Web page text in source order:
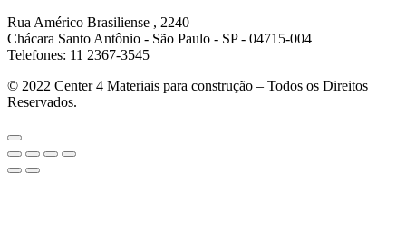
Rua Américo Brasiliense , 2240
Chácara Santo Antônio - São Paulo - SP - 04715-004
Telefones: 11 2367-3545
© 2022 Center 4 Materiais para construção – Todos os Direitos
Reservados.